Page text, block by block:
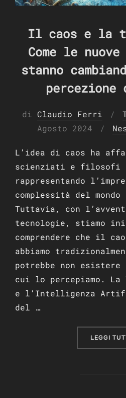
Il caos e la
Come le
stanno
percezione
di Claudio Ferri
Agosto 2024
L’idea di caos ha
scienziati e filosofi
rappresentando
complessità del
Tuttavia, con
tecnologie, stiamo
comprendere che il
abbiamo
potrebbe non
cui lo percepiamo. La
e l’Intelligenza
del …
LEGGI